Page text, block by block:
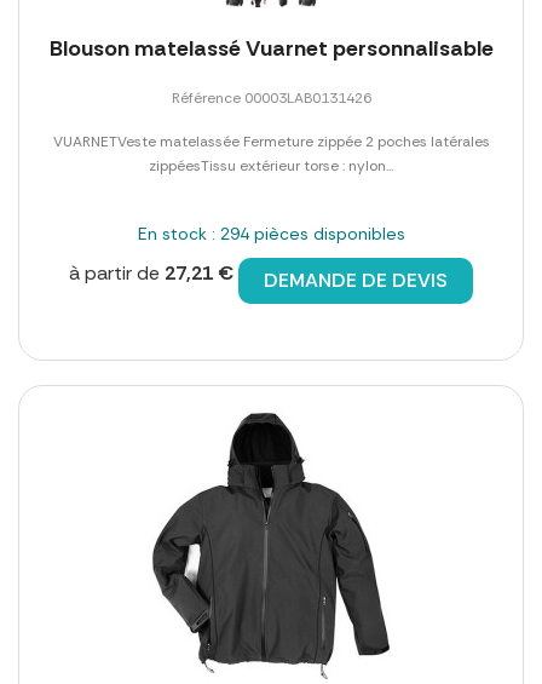
Blouson matelassé Vuarnet personnalisable
Référence 00003LAB0131426
VUARNETVeste matelassée Fermeture zippée 2 poches latérales
zippéesTissu extérieur torse : nylon...
En stock : 294 pièces disponibles
à partir de 27,21 € DEMANDE DE DEVIS